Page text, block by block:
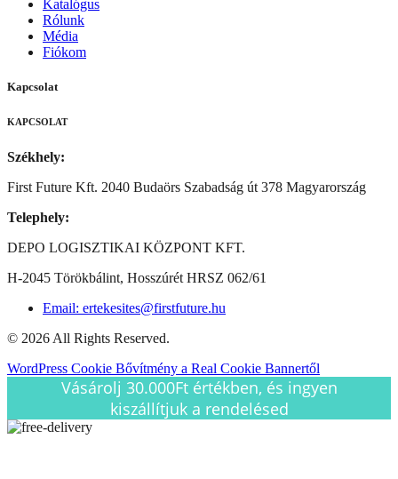
Katalógus
Rólunk
Média
Fiókom
Kapcsolat
KAPCSOLAT
Székhely:
First Future Kft. 2040 Budaörs Szabadság út 378 Magyarország
Telephely:
DEPO LOGISZTIKAI KÖZPONT KFT.
H-2045 Törökbálint, Hosszúrét HRSZ 062/61
Email: ertekesites@firstfuture.hu
© 2026 All Rights Reserved.
WordPress Cookie Bővítmény a Real Cookie Bannertől
Vásárolj 30.000Ft értékben, és ingyen
kiszállítjuk a rendelésed